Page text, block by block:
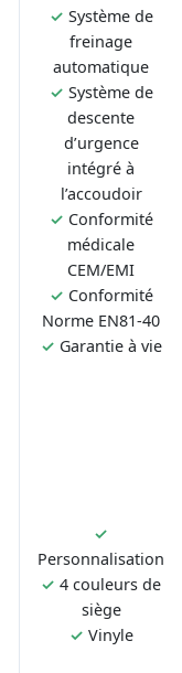
✓ Système de
freinage
automatique
✓ Système de
descente
d’urgence
intégré à
l’accoudoir
✓ Conformité
médicale
CEM/EMI
✓ Conformité
Norme EN81-40
✓ Garantie à vie
✓
Personnalisation
✓ 4 couleurs de
siège
✓ Vinyle